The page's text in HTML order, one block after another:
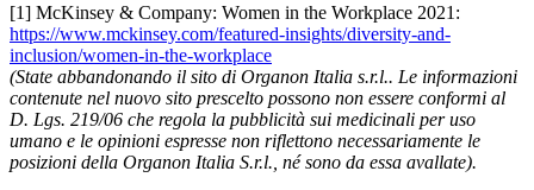
[1] McKinsey & Company: Women in the Workplace 2021:
https://www.mckinsey.com/featured-insights/diversity-and-
inclusion/women-in-the-workplace
(State abbandonando il sito di Organon Italia s.r.l.. Le informazioni
contenute nel nuovo sito prescelto possono non essere conformi al
D. Lgs. 219/06 che regola la pubblicità sui medicinali per uso
umano e le opinioni espresse non riflettono necessariamente le
posizioni della Organon Italia S.r.l., né sono da essa avallate).